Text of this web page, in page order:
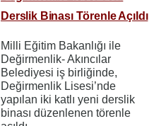
Derslik Binası Törenle Açıldı
Milli Eğitim Bakanlığı ile
Değirmenlik- Akıncılar
Belediyesi iş birliğinde,
Değirmenlik Lisesi’nde
yapılan iki katlı yeni derslik
binası düzenlenen törenle